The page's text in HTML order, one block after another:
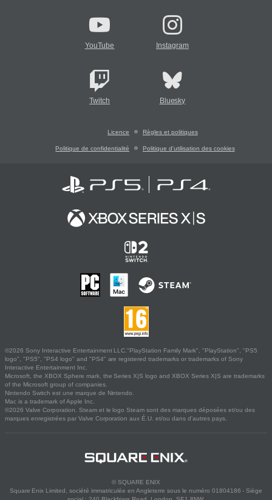
YouTube Instagram
Twitch Bluesky
Licence Règles et politiques
Politique de confidentialité Politique d'utilisation des cookies
©2026 Sony Interactive Entertainment LLC."PlayStation Family Mark", "PlayStation", "PS5
logo", "PS5", "PS4 logo" and "PS4" are registered trademarks or trademarks of Sony
Interactive Entertainment Inc.
Microsoft, the XBOX Sphere mark, the Series X|S logo and XBOX Series X|S are trademarks
of the Microsoft group of companies.
Nintendo Switch est une marque de Nintendo.
Mac is a trademark of Apple Inc.
©2026 Valve Corporation. Steam et le logo Steam sont des marques déposées et/ou des
marques enregistrées par Valve Corporation aux É.U. et/ou dans d'autres pays.
© SQUARE ENIX
Square Enix Limited, société immatriculée en Angleterre sous le numéro 01804186 - Siège